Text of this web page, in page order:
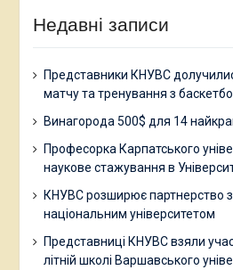
Недавні записи
Представники КНУВС
матчу та тренування з
Винагорода 500$ для 14
Професорка Карпатського
наукове стажування в
КНУВС розширює партнерство
національним університетом
Представниці КНУВС взяли
літній школі Варшавського